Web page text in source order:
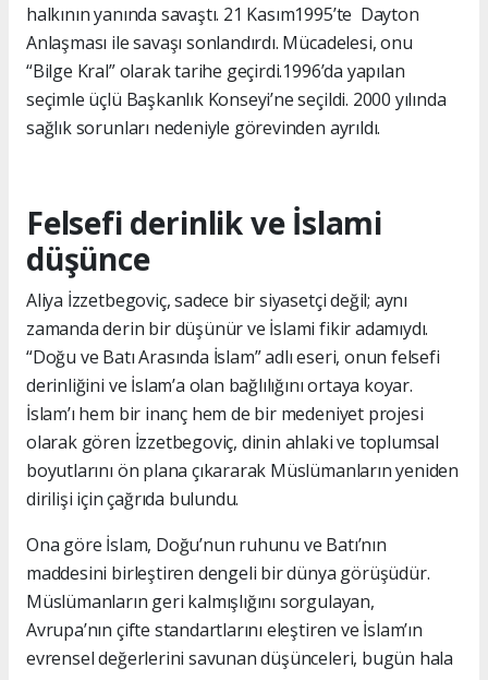
halkının yanında savaştı. 21 Kasım1995’te Dayton
Anlaşması ile savaşı sonlandırdı. Mücadelesi, onu
“Bilge Kral” olarak tarihe geçirdi.1996’da yapılan
seçimle üçlü Başkanlık Konseyi’ne seçildi. 2000 yılında
sağlık sorunları nedeniyle görevinden ayrıldı.
Felsefi derinlik ve İslami
düşünce
Aliya İzzetbegoviç, sadece bir siyasetçi değil; aynı
zamanda derin bir düşünür ve İslami fikir adamıydı.
“Doğu ve Batı Arasında İslam” adlı eseri, onun felsefi
derinliğini ve İslam’a olan bağlılığını ortaya koyar.
İslam’ı hem bir inanç hem de bir medeniyet projesi
olarak gören İzzetbegoviç, dinin ahlaki ve toplumsal
boyutlarını ön plana çıkararak Müslümanların yeniden
dirilişi için çağrıda bulundu.
Ona göre İslam, Doğu’nun ruhunu ve Batı’nın
maddesini birleştiren dengeli bir dünya görüşüdür.
Müslümanların geri kalmışlığını sorgulayan,
Avrupa’nın çifte standartlarını eleştiren ve İslam’ın
evrensel değerlerini savunan düşünceleri, bugün hala